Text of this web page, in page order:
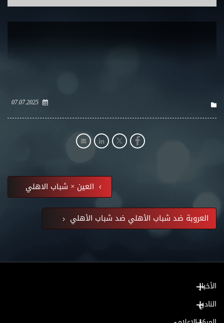
07.07.2025
العين × شباب الاهلي
العروبة ضد شباب الأهلي ضد شباب الأهلي
الأخبار
النادي